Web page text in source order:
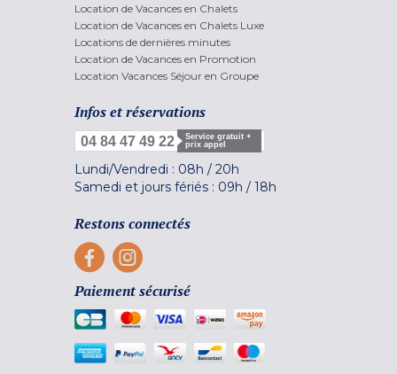
Location de Vacances en Chalets
Location de Vacances en Chalets Luxe
Locations de dernières minutes
Location de Vacances en Promotion
Location Vacances Séjour en Groupe
Infos et réservations
04 84 47 49 22
Service gratuit +
prix appel
Lundi/Vendredi : 08h / 20h
Samedi et jours fériés : 09h / 18h
Restons connectés
Paiement sécurisé